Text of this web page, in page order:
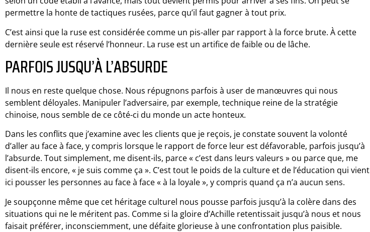
permettre la honte de tactiques rusées, parce qu’il faut gagner à tout prix.
C’est ainsi que la ruse est considérée comme un pis-aller par rapport à la force brute. À cette
dernière seule est réservé l’honneur. La ruse est un artifice de faible ou de lâche.
PARFOIS JUSQU’À L’ABSURDE
Il nous en reste quelque chose. Nous répugnons parfois à user de manœuvres qui nous
semblent déloyales. Manipuler l’adversaire, par exemple, technique reine de la stratégie
chinoise, nous semble de ce côté-ci du monde un acte honteux.
Dans les conflits que j’examine avec les clients que je reçois, je constate souvent la volonté
d’aller au face à face, y compris lorsque le rapport de force leur est défavorable, parfois jusqu’à
l’absurde. Tout simplement, me disent-ils, parce « c’est dans leurs valeurs » ou parce que, me
disent-ils encore, « je suis comme ça ». C’est tout le poids de la culture et de l’éducation qui vient
ici pousser les personnes au face à face « à la loyale », y compris quand ça n’a aucun sens.
Je soupçonne même que cet héritage culturel nous pousse parfois jusqu’à la colère dans des
situations qui ne le méritent pas. Comme si la gloire d’Achille retentissait jusqu’à nous et nous
faisait préférer, inconsciemment, une défaite glorieuse à une confrontation plus paisible.